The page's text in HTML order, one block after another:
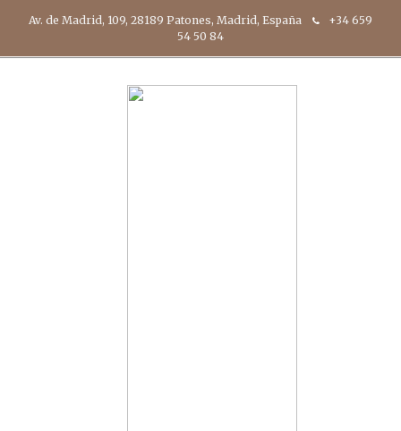
Av. de Madrid, 109, 28189 Patones, Madrid, España
+34 659
54 50 84